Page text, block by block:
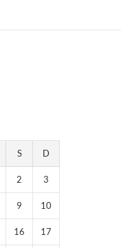
S D
2 3
9 10
16 17